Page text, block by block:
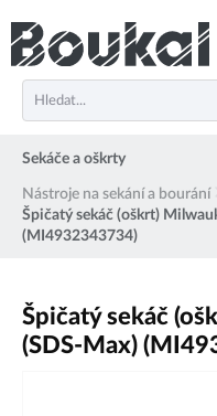
Sekáče a oškrty
Nástroje na sekání a bourání
Špičatý sekáč (oškrt)
(MI4932343734)
Špičatý sekáč
(SDS-Max)